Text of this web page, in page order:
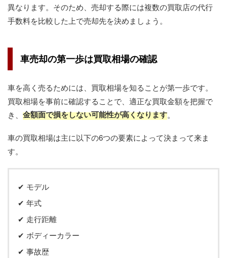
異なります。そのため、売却する際には複数の買取店の代行
手数料を比較した上で売却先を決めましょう。
車売却の第一歩は買取相場の確認
車を高く売るためには、買取相場を知ることが第一歩です。
買取相場を事前に確認することで、適正な買取金額を把握で
き、 金額面で損をしない可能性が高くなります。
車の買取相場は主に以下の6つの要素によって決まって来ま
す。
✔︎ モデル
✔︎ 年式
✔︎ 走行距離
✔︎ ボディーカラー
✔︎ 事故歴